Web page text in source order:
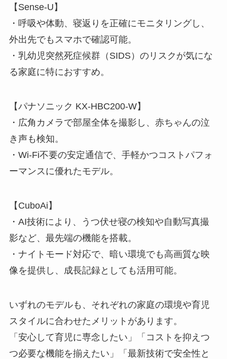
【Sense-U】
・呼吸や体動、寝返りを正確にモニタリングし、
外出先でもスマホで確認可能。
・乳幼児突然死症候群（SIDS）のリスクが気にな
る家庭に特におすすめ。
【パナソニック KX-HBC200-W】
・広角カメラで部屋全体を撮影し、赤ちゃんの泣
き声も検知。
・Wi-Fi不要の安定通信で、手軽かつコストパフォ
ーマンスに優れたモデル。
【CuboAi】
・AI技術により、うつ伏せ寝の検知や自動写真撮
影など、最先端の機能を搭載。
・ナイトモード対応で、暗い環境でも高画質な映
像を提供し、成長記録としても活用可能。
いずれのモデルも、それぞれの家庭の環境や育児
スタイルに合わせたメリットがあります。
「安心して育児に専念したい」「コストを抑えつ
つ必要な機能を揃えたい」「最新技術で安全性と